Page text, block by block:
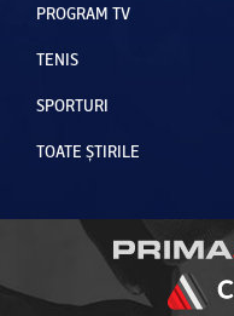
PROGRAM TV
TENIS
SPORTURI
TOATE ȘTIRILE